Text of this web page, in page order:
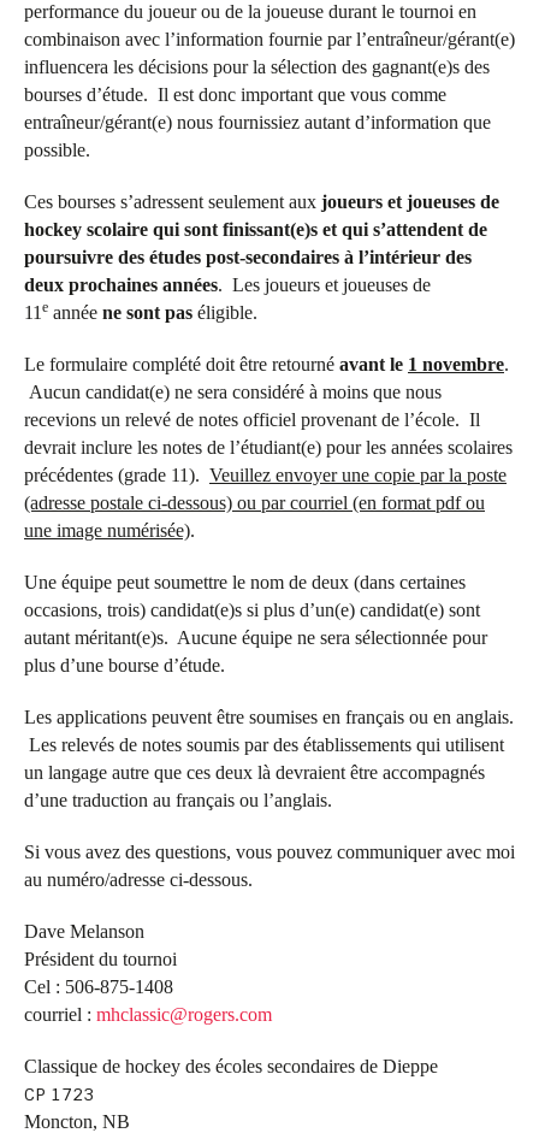
performance du joueur ou de la joueuse durant le tournoi en
combinaison avec l’information fournie par l’entraîneur/gérant(e)
influencera les décisions pour la sélection des gagnant(e)s des
bourses d’étude. Il est donc important que vous comme
entraîneur/gérant(e) nous fournissiez autant d’information que
possible.
Ces bourses s’adressent seulement aux joueurs et joueuses de
hockey scolaire qui sont finissant(e)s et qui s’attendent de
poursuivre des études post-secondaires à l’intérieur des
deux prochaines années. Les joueurs et joueuses de
11 e année ne sont pas éligible.
Le formulaire complété doit être retourné avant le 1 novembre.
Aucun candidat(e) ne sera considéré à moins que nous
recevions un relevé de notes officiel provenant de l’école. Il
devrait inclure les notes de l’étudiant(e) pour les années scolaires
précédentes (grade 11). Veuillez envoyer une copie par la poste
(adresse postale ci-dessous) ou par courriel (en format pdf ou
une image numérisée).
Une équipe peut soumettre le nom de deux (dans certaines
occasions, trois) candidat(e)s si plus d’un(e) candidat(e) sont
autant méritant(e)s. Aucune équipe ne sera sélectionnée pour
plus d’une bourse d’étude.
Les applications peuvent être soumises en français ou en anglais.
Les relevés de notes soumis par des établissements qui utilisent
un langage autre que ces deux là devraient être accompagnés
d’une traduction au français ou l’anglais.
Si vous avez des questions, vous pouvez communiquer avec moi
au numéro/adresse ci-dessous.
Dave Melanson
Président du tournoi
Cel : 506-875-1408
courriel : mhclassic@rogers.com
Classique de hockey des écoles secondaires de Dieppe
CP 1723
Moncton, NB